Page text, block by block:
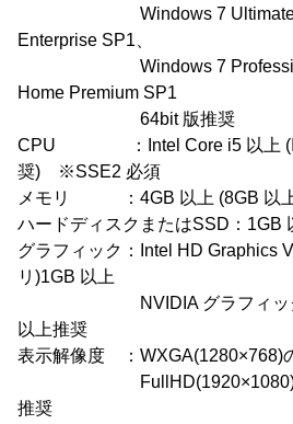
Windows 7 Ultimate
Enterprise SP1、
Windows 7 Professional
Home Premium SP1
64bit 版推奨
CPU ：Intel Core i5 以上
奨) ※SSE2 必須
メモリ ：4GB 以上 (8GB 以
ハードディスクまたはSSD：1GB
グラフィック：Intel HD Graphics
リ)1GB 以上
NVIDIA グラフィックカ
以上推奨
表示解像度 ：WXGA(1280×768)
FullHD(1920×1080)の
推奨